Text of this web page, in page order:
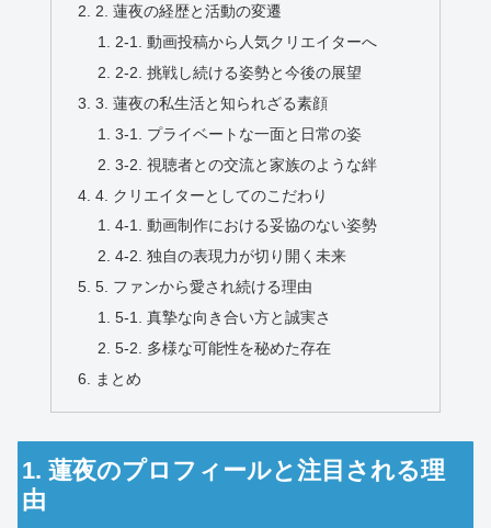
2. 蓮夜の経歴と活動の変遷
2-1. 動画投稿から人気クリエイターへ
2-2. 挑戦し続ける姿勢と今後の展望
3. 蓮夜の私生活と知られざる素顔
3-1. プライベートな一面と日常の姿
3-2. 視聴者との交流と家族のような絆
4. クリエイターとしてのこだわり
4-1. 動画制作における妥協のない姿勢
4-2. 独自の表現力が切り開く未来
5. ファンから愛され続ける理由
5-1. 真摯な向き合い方と誠実さ
5-2. 多様な可能性を秘めた存在
まとめ
1. 蓮夜のプロフィールと注目される理
由